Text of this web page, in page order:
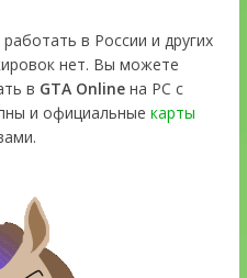
в России и других
нет. Вы можете
в GTA Onlineна PC с
и официальные карты